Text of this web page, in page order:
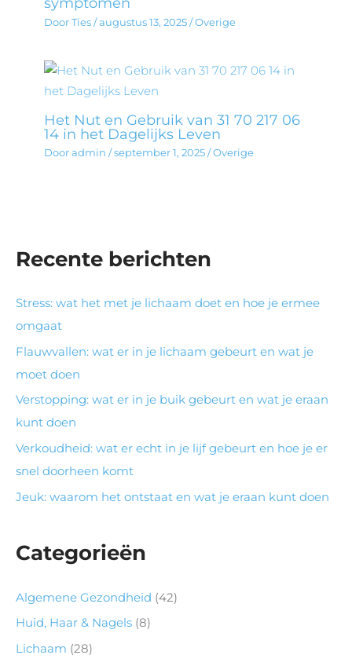
DoorTies/augustus 13, 2025/Overige
Het Nut en Gebruik van 31 70 217 06
14 in het Dagelijks Leven
Dooradmin/september 1, 2025/Overige
Recente berichten
Stress: wat het met je lichaam doet en hoe je ermee
omgaat
Flauwvallen: wat er in je lichaam gebeurt en wat je
moet doen
Verstopping: wat er in je buik gebeurt en wat je eraan
kunt doen
Verkoudheid: wat er echt in je lijf gebeurt en hoe je er
snel doorheen komt
Jeuk: waarom het ontstaat en wat je eraan kunt doen
Categorieën
Algemene Gezondheid (42)
Huid, Haar & Nagels (8)
Lichaam (28)